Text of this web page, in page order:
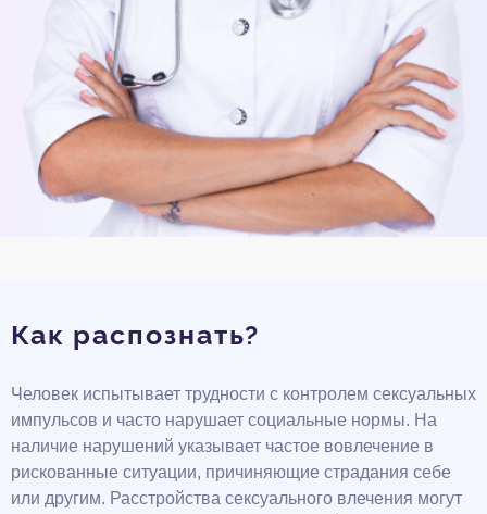
Как распознать?
Человек испытывает трудности с контролем сексуальных
импульсов и часто нарушает социальные нормы. На
наличие нарушений указывает частое вовлечение в
рискованные ситуации, причиняющие страдания себе
или другим. Расстройства сексуального влечения могут